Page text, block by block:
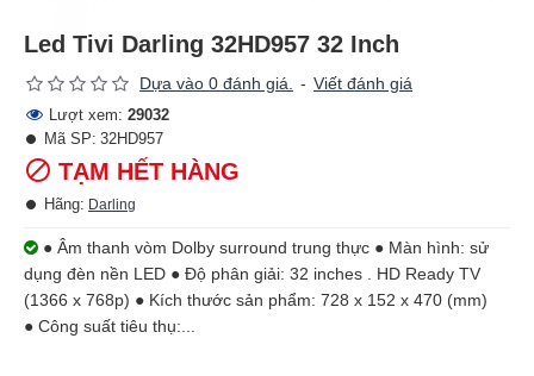
Led Tivi Darling 32HD957 32 Inch
Dựa vào 0 đánh giá. - Viết đánh giá
Lượt xem: 29032
TẠM HẾT HÀNG
Hãng: Darling
Mã SP: 32HD957
● Âm thanh vòm Dolby surround trung thực ● Màn hình: sử
dụng đèn nền LED ● Độ phân giải: 32 inches . HD Ready TV
(1366 x 768p) ● Kích thước sản phẩm: 728 x 152 x 470 (mm)
● Công suất tiêu thụ:...